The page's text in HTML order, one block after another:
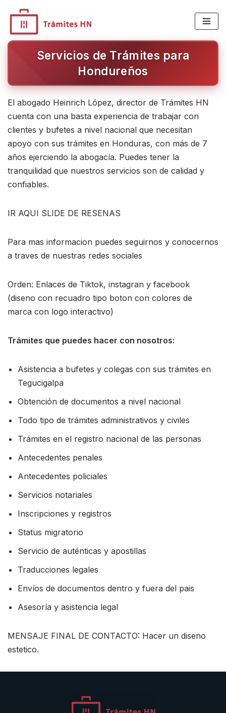
Saltar
al
contenidoServicios de Trámites para
Hondureños
El abogado Heinrich López, director de Trámites HN
cuenta con una basta experiencia de trabajar con
clientes y bufetes a nivel nacional que necesitan
apoyo con sus trámites en Honduras, con más de 7
años ejerciendo la abogacía. Puedes tener la
tranquilidad que nuestros servicios son de calidad y
confiables.
IR AQUI SLIDE DE RESENAS
Para mas informacion puedes seguirnos y conocernos
a traves de nuestras redes sociales
Orden: Enlaces de Tiktok, instagran y facebook
(diseno con recuadro tipo boton con colores de
marca con logo interactivo)
Trámites que puedes hacer con nosotros:
Asistencia a bufetes y colegas con sus trámites en
Tegucigalpa
Obtención de documentos a nivel nacional
Todo tipo de trámites administrativos y civiles
Trámites en el registro nacional de las personas
Antecedentes penales
Antecedentes policiales
Servicios notariales
Inscripciones y registros
Status migratorio
Servicio de auténticas y apostillas
Traducciones legales
Envíos de documentos dentro y fuera del pais
Asesoría y asistencia legal
MENSAJE FINAL DE CONTACTO: Hacer un diseno
estetico.